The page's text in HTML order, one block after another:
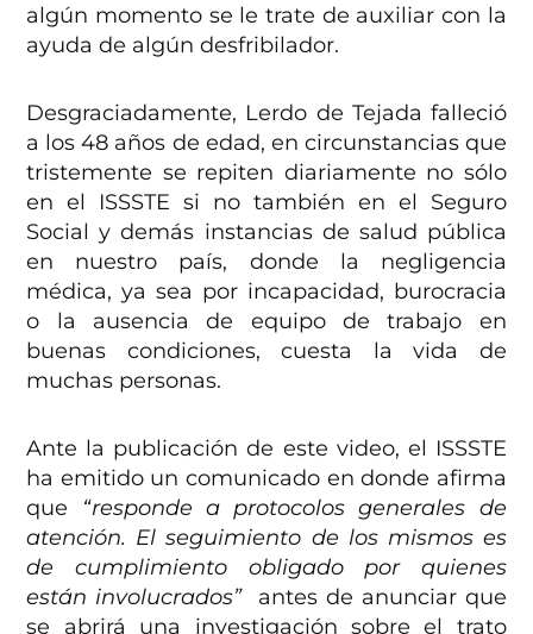
algún momento se le trate de auxiliar con la
ayuda de algún desfribilador.
Desgraciadamente, Lerdo de Tejada falleció
a los 48 años de edad, en circunstancias que
tristemente se repiten diariamente no sólo
en el ISSSTE si no también en el Seguro
Social y demás instancias de salud pública
en nuestro país, donde la negligencia
médica, ya sea por incapacidad, burocracia
o la ausencia de equipo de trabajo en
buenas condiciones, cuesta la vida de
muchas personas.
Ante la publicación de este video, el ISSSTE
ha emitido un comunicado en donde afirma
que
“responde a protocolos generales de
atención. El seguimiento de los mismos es
de cumplimiento obligado por quienes
están involucrados”
antes de anunciar que
se abrirá una investigación sobre el trato